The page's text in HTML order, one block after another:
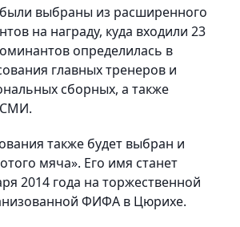
выбраны из расширенного
на награду, куда входили 23
определилась в
главных тренеров и
сборных, а также
СМИ.
также будет выбран и
мяча». Его имя станет
2014 года на торжественной
ФИФА в Цюрихе.